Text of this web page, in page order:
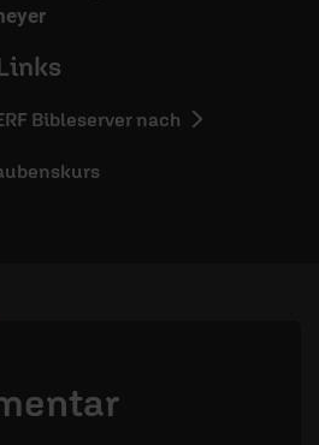
Bibleserver nach